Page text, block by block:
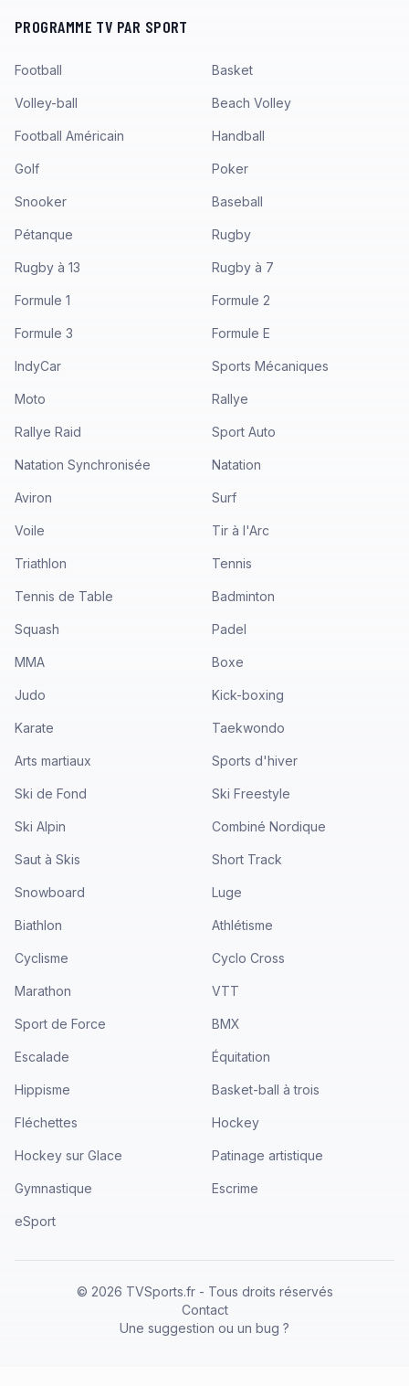
PROGRAMME TV PAR SPORT
Football Basket
Volley-ball Beach Volley
Football Américain Handball
Golf Poker
Snooker Baseball
Pétanque Rugby
Rugby à 13 Rugby à 7
Formule 1 Formule 2
Formule 3 Formule E
IndyCar Sports Mécaniques
Moto Rallye
Rallye Raid Sport Auto
Natation Synchronisée Natation
Aviron Surf
Voile Tir à l'Arc
Triathlon Tennis
Tennis de Table Badminton
Squash Padel
MMA Boxe
Judo Kick-boxing
Karate Taekwondo
Arts martiaux Sports d'hiver
Ski de Fond Ski Freestyle
Ski Alpin Combiné Nordique
Saut à Skis Short Track
Snowboard Luge
Biathlon Athlétisme
Cyclisme Cyclo Cross
Marathon VTT
Sport de Force BMX
Escalade Équitation
Hippisme Basket-ball à trois
Fléchettes Hockey
Hockey sur Glace Patinage artistique
Gymnastique Escrime
eSport
© 2026 TVSports.fr - Tous droits réservés
Contact
Une suggestion ou un bug ?